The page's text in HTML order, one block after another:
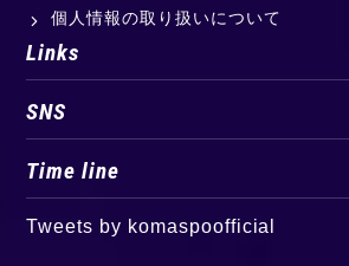
個人情報の取り扱いについて
Links
SNS
Time line
Tweets by komaspoofficial